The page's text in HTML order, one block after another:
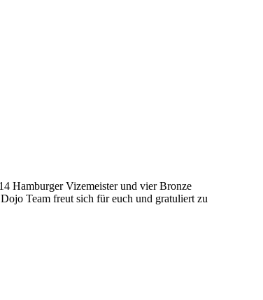
Hamburger Vizemeister und vier Bronze
Team freut sich für euch und gratuliert zu